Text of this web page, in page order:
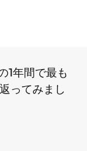
1年間で最も
ってみまし